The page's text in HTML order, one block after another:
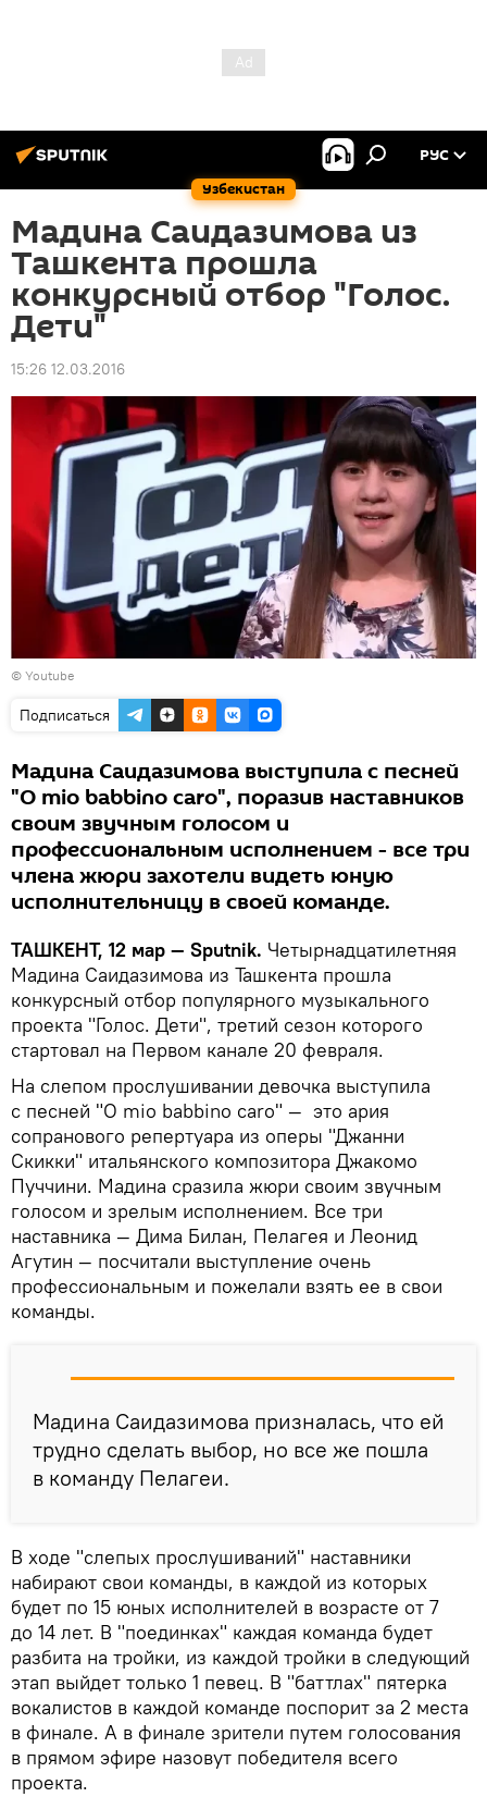
Узбекистан
РУС
Мадина Саидазимова из
Ташкента прошла
конкурсный отбор "Голос.
Дети"
15:26 12.03.2016
© Youtube
Подписаться
Мадина Саидазимова выступила с песней
"O mio babbino caro", поразив наставников
своим звучным голосом и
профессиональным исполнением - все три
члена жюри захотели видеть юную
исполнительницу в своей команде.
ТАШКЕНТ, 12 мар — Sputnik. Четырнадцатилетняя
Мадина Саидазимова из Ташкента прошла
конкурсный отбор популярного музыкального
проекта "Голос. Дети", третий сезон которого
стартовал на Первом канале 20 февраля.
На слепом прослушивании девочка выступила
с песней "O mio babbino caro" — это ария
сопранового репертуара из оперы "Джанни
Скикки" итальянского композитора Джакомо
Пуччини. Мадина сразила жюри своим звучным
голосом и зрелым исполнением. Все три
наставника — Дима Билан, Пелагея и Леонид
Агутин — посчитали выступление очень
профессиональным и пожелали взять ее в свои
команды.
Мадина Саидазимова призналась, что ей
трудно сделать выбор, но все же пошла
в команду Пелагеи.
В ходе "слепых прослушиваний" наставники
набирают свои команды, в каждой из которых
будет по 15 юных исполнителей в возрасте от 7
до 14 лет. В "поединках" каждая команда будет
разбита на тройки, из каждой тройки в следующий
этап выйдет только 1 певец. В "баттлах" пятерка
вокалистов в каждой команде поспорит за 2 места
в финале. А в финале зрители путем голосования
в прямом эфире назовут победителя всего
проекта.